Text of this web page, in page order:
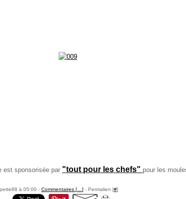
est sponsorisée par "tout pour les chefs" pour les
à 05:00 - Commentaires [ ] - Permalien [#]